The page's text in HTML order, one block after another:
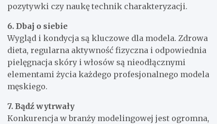
pozytywki czy naukę technik charakteryzacji.
6. Dbaj o siebie
Wygląd i kondycja są kluczowe dla modela. Zdrowa
dieta, regularna aktywność fizyczna i odpowiednia
pielęgnacja skóry i włosów są nieodłącznymi
elementami życia każdego profesjonalnego modela
męskiego.
7. Bądź wytrwały
Konkurencja w branży modelingowej jest ogromna,